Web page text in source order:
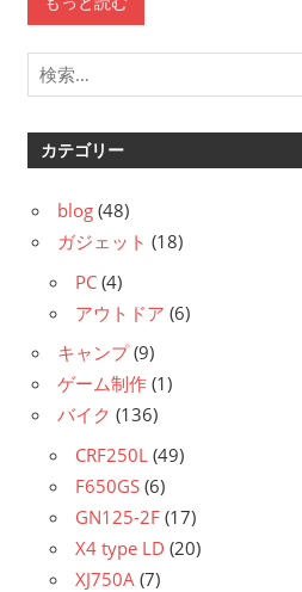
カテゴリー
blog (48)
ガジェット (18)
PC (4)
アウトドア (6)
キャンプ(9)
ゲーム制作 (1)
バイク (136)
CRF250L (49)
F650GS (6)
GN125-2F (17)
X4 type LD (20)
XJ750A (7)